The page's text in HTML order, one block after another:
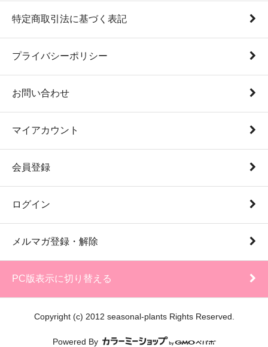
特定商取引法に基づく表記
プライバシーポリシー
お問い合わせ
マイアカウント
会員登録
ログイン
メルマガ登録・解除
PC版表示に切り替える
Copyright (c) 2012 seasonal-plants Rights Reserved.
Powered By